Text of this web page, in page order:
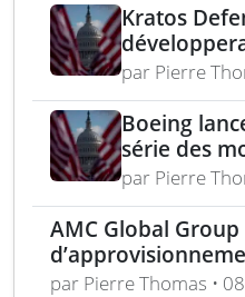
Kratos
FGM-148
par Pierre
Boeing
série des
pour
longue
par Pierre
AMC Global
munitions de 155
par Pierre Thomas •